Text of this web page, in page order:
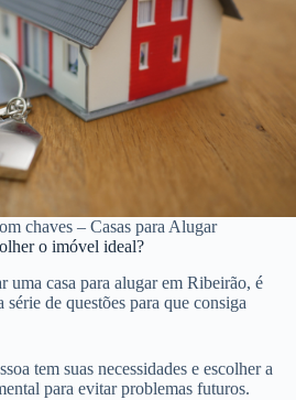
chaves – Casas para Alugar
o imóvel ideal?
uma casa para alugar em Ribeirão, é
de questões para que consiga
tem suas necessidades e escolher a
para evitar problemas futuros.